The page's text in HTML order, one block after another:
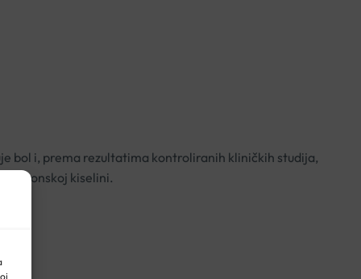
bol i, prema rezultatima kontroliranih kliničkih studija,
kiselini.